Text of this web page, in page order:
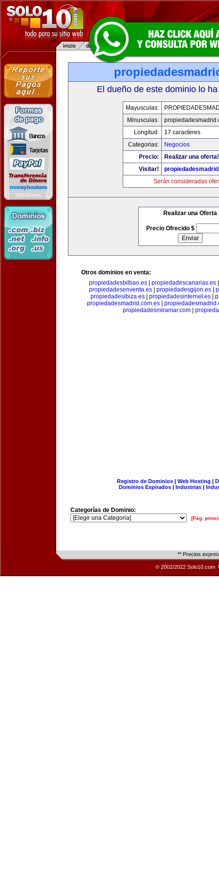
El dueño de este dominio lo
Mayusculas:
Minusculas:
Longitud:
17 caracteres
Categorias:
Negocios
Precio:
Realizar una oferta!
Visitar!
Serán consideradas
Realizar una Oferta
Precio Ofrecido $
Otros dominios en venta:
propiedadesbilbao.es| propiedadescanarias.es
propiedadesenventa.es
propiedadesgijon.es
propiedadesibiza.es
propiedadesinternet.es
propiedadesmadrid.com.es
propiedadesmiramar.com
Registro de Dominios| Web Hosting |
Dominios Expirados | Industrias |
Categorías de Dominio:
[Pág.
** Precios
© 2002/2022 Solo10.com